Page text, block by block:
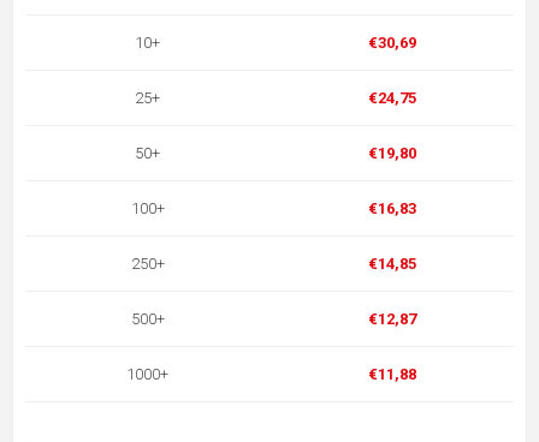
10+
25+
50+
100+
250+
500+
1000+
€30,69
€24,75
€19,80
€16,83
€14,85
€12,87
€11,88